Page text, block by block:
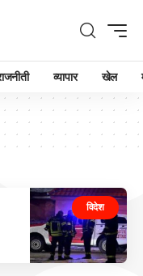
व्यापार खेल
विदेश